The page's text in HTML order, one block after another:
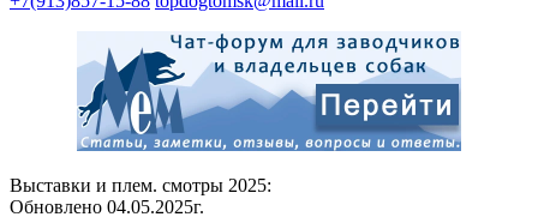
Выставки и плем. смотры 2025:
Обновлено 04.05.2025г.